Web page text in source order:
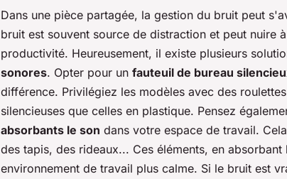
Dans une pièce partagée, la gestion du bruit peut
bruit est souvent source de distraction et peut nuire
productivité. Heureusement, il existe plusieurs
sonores. Opter pour un fauteuil de bureau
différence. Privilégiez les modèles avec des
silencieuses que celles en plastique. Pensez
absorbants le son dans votre espace de travail.
des tapis, des rideaux... Ces éléments, en
environnement de travail plus calme. Si le bruit est